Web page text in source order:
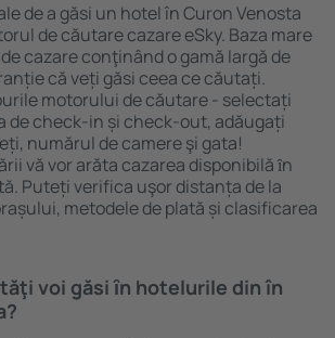
de a găsi un hotel în Curon Venosta
de căutare cazare eSky. Baza mare
cazare conţinând o gamă largă de
că veți găsi ceea ce căutați.
motorului de căutare - selectați
de check-in și check-out, adăugați
numărul de camere şi gata!
vă vor arăta cazarea disponibilă ȋn
Puteți verifica uşor distanța de la
metodele de plată și clasificarea
voi găsi ȋn hotelurile din în